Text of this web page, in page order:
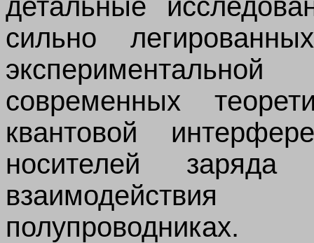
детальные
сильно
современных
квантовой
носителей заряда
полупроводниках.